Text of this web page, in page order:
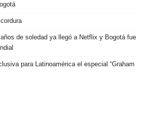
de soledad ya llegó a Netflix y Bogotá fue
para Latinoamérica el especial “Graham